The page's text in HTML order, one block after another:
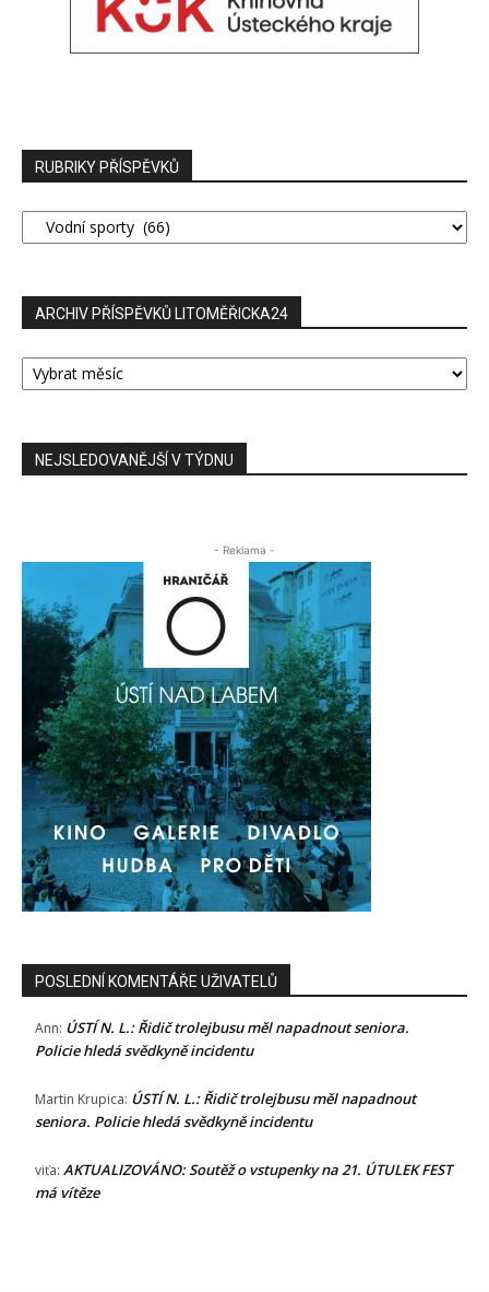
RUBRIKY PŘÍSPĚVKŮ
RUBRIKY
PŘÍSPĚVKŮ
ARCHIV PŘÍSPĚVKŮ LITOMĚŘICKA24
ARCHIV
PŘÍSPĚVKŮ
NEJSLEDOVANĚJŠÍ V TÝDNU
- Reklama -
POSLEDNÍ KOMENTÁŘE UŽIVATELŮ
Ann: ÚSTÍ N. L.: Řidič trolejbusu měl napadnout seniora.
Policie hledá svědkyně incidentu
Martin Krupica: ÚSTÍ N. L.: Řidič trolejbusu měl napadnout
seniora. Policie hledá svědkyně incidentu
viťa: AKTUALIZOVÁNO: Soutěž o vstupenky na 21. ÚTULEK FEST
má vítěze